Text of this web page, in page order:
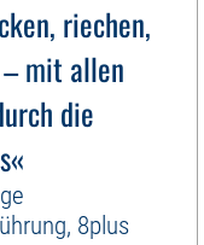
riechen,
mit allen
die
8plus